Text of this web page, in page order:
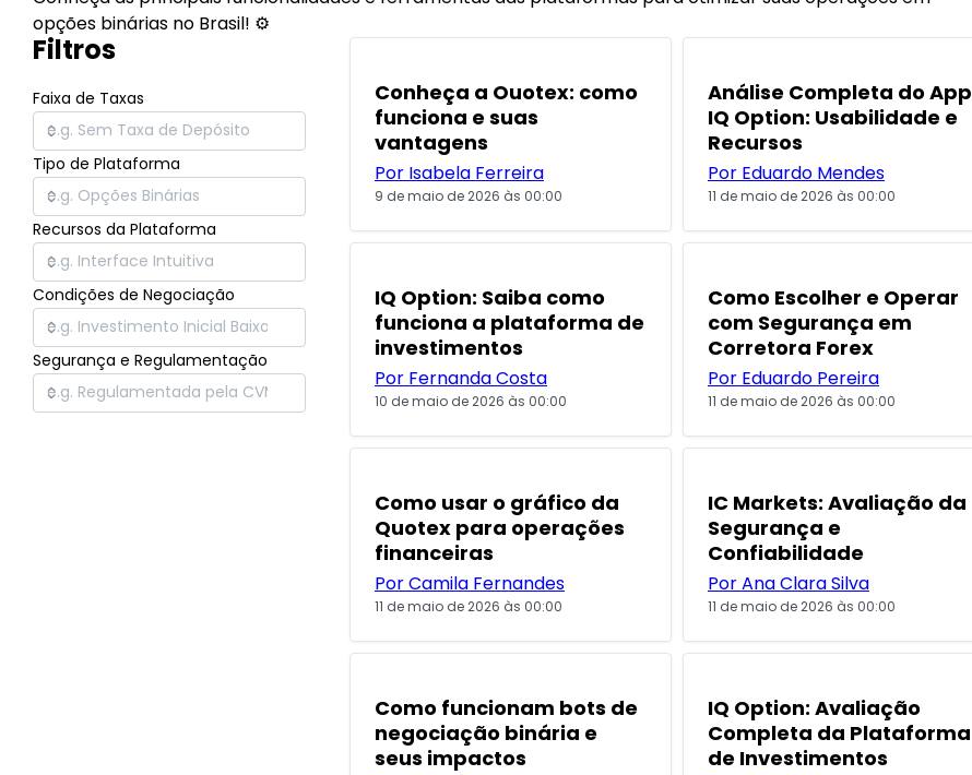
opções binárias no Brasil! ⚙️
Filtros
Faixa de Taxas
Tipo de Plataforma
Recursos da Plataforma
Condições de Negociação
Segurança e Regulamentação
POPULARES
Conheça a Ouotex: como
funciona e suas
vantagens
Por Isabela Ferreira
9 de maio de 2026 às 00:00
POPULARES
Análise Completa do App
IQ Option: Usabilidade e
Recursos
Por Eduardo Mendes
11 de maio de 2026 às 00:00
POPULARES
IQ Option: Saiba como
funciona a plataforma de
investimentos
Por Fernanda Costa
10 de maio de 2026 às 00:00
POPULARES
Como Escolher e Operar
com Segurança em
Corretora Forex
Por Eduardo Pereira
11 de maio de 2026 às 00:00
Como usar o gráfico da
Quotex para operações
financeiras
Por Camila Fernandes
11 de maio de 2026 às 00:00
IC Markets: Avaliação da
Segurança e
Confiabilidade
Por Ana Clara Silva
11 de maio de 2026 às 00:00
POPULARES
Como funcionam bots de
negociação binária e
seus impactos
POPULARES
IQ Option: Avaliação
Completa da Plataforma
de Investimentos